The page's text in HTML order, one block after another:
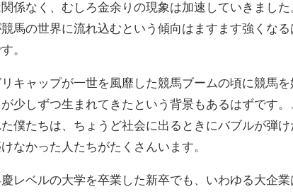
係なく、むしろ金余りの現象は加速していきまし
馬の世界に流れ込むという傾向はますます強くな
。
リキャップが一世を風靡した競馬ブームの頃に競馬
が少しずつ生まれてきたという背景もあるはずです
僕たちは、ちょうど社会に出るときにバブルが弾
なかった人たちがたくさんいます。
レベルの大学を卒業した新卒でも、いわゆる大企